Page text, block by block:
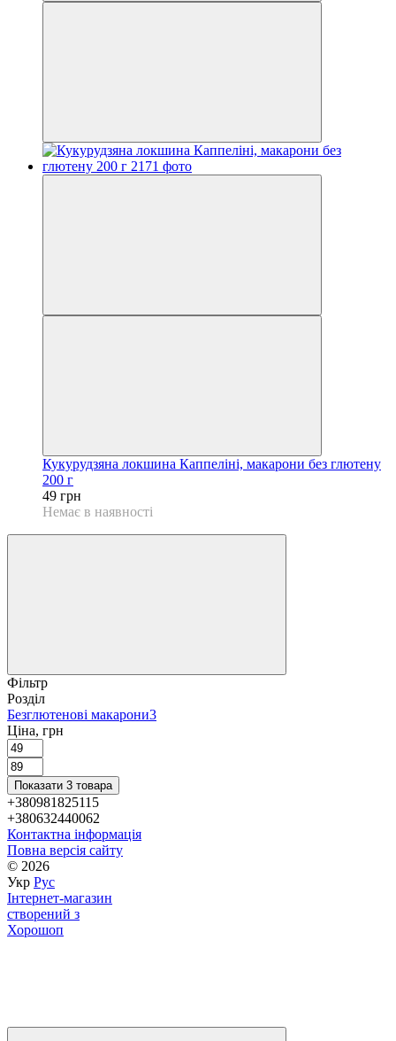
Кукурудзяна локшина Каппеліні, макарони без глютену
200 г
49 грн
Немає в наявності
Фільтр
Розділ
Безглютенові макарони3
Ціна, грн
Показати 3 товара
+380981825115
+380632440062
Контактна інформація
Повна версія сайту
© 2026
Укр Рус
Інтернет-магазин
створений з
Хорошоп